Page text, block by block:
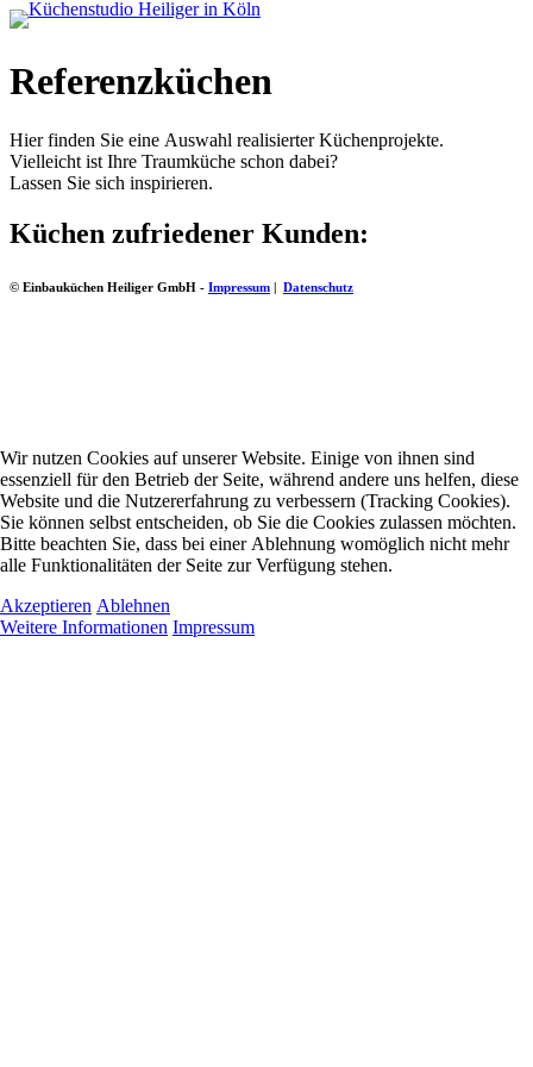
Referenzküchen
Hier finden Sie eine Auswahl realisierter Küchenprojekte.
Vielleicht ist Ihre Traumküche schon dabei?
Lassen Sie sich inspirieren.
Küchen zufriedener Kunden:
© Einbauküchen Heiliger GmbH - Impressum | Datenschutz
Wir nutzen Cookies auf unserer Website. Einige von ihnen sind
essenziell für den Betrieb der Seite, während andere uns helfen, diese
Website und die Nutzererfahrung zu verbessern (Tracking Cookies).
Sie können selbst entscheiden, ob Sie die Cookies zulassen möchten.
Bitte beachten Sie, dass bei einer Ablehnung womöglich nicht mehr
alle Funktionalitäten der Seite zur Verfügung stehen.
Akzeptieren Ablehnen
Weitere Informationen Impressum